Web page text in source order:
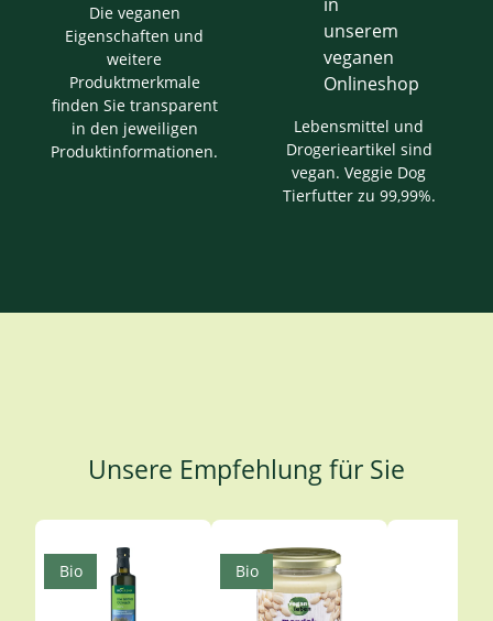
Die veganen
Eigenschaften und
weitere
Produktmerkmale
finden Sie transparent
in den jeweiligen
Produktinformationen.
Lebensmittel und
Drogerieartikel sind
vegan. Veggie Dog
Tierfutter zu 99,99%.
Unsere Empfehlung für Sie
Produktgalerie überspringen
Bio Bio